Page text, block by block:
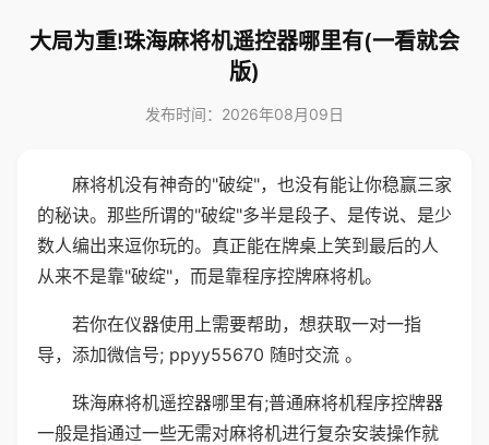
大局为重!珠海麻将机遥控器哪里有(一看就会
版)
发布时间：2026年08月09日
麻将机没有神奇的"破绽"，也没有能让你稳赢三家
的秘诀。那些所谓的"破绽"多半是段子、是传说、是少
数人编出来逗你玩的。真正能在牌桌上笑到最后的人
从来不是靠"破绽"，而是靠程序控牌麻将机。
若你在仪器使用上需要帮助，想获取一对一指
导，添加微信号; ppyy55670 随时交流 。
珠海麻将机遥控器哪里有;普通麻将机程序控牌器
一般是指通过一些无需对麻将机进行复杂安装操作就